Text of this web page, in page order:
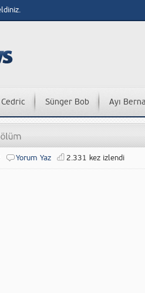
Cedric Sünger Bob Ayı
Yorum Yaz 2.331 kez izlendi